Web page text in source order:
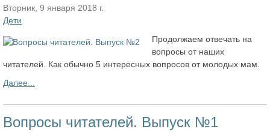
Вторник, 9 января 2018 г.
Дети
Продолжаем отвечать на
вопросы от наших
читателей. Как обычно 5 интересных вопросов от молодых мам.
Далее...
Вопросы читателей. Выпуск №1